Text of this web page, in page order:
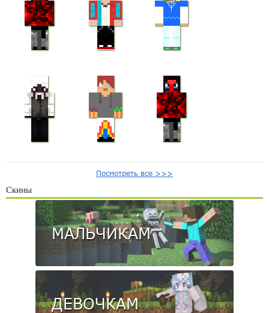
Посмотреть все >>>
Скины
МАЛЬЧИКАМ
ДЕВОЧКАМ